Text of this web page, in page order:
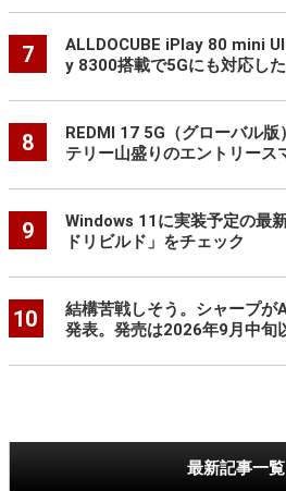
7
ALLDOCUBE iPlay 80 mini
y 8300搭載で5Gにも対応し
8
REDMI 17 5G（グローバル
テリー山盛りのエントリース
9
Windows 11に実装予定の最
ドリビルド」をチェック
10
結構苦戦しそう。シャープが
発表。発売は2026年9月中旬
最新記事一覧